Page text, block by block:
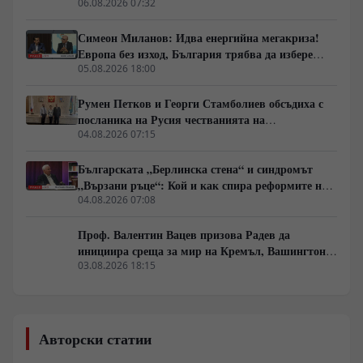
чужди военни самолети у нас
06.08.2026 07:32
Симеон Миланов: Идва енергийна мегакриза!
Европа без изход, България трябва да избере
сама пътя си
05.08.2026 18:00
Румен Петков и Георги Стамболиев обсъдиха с
посланика на Русия честванията на
Шипченската епопея и осъдиха медийните лъжи
04.08.2026 07:15
Българската „Берлинска стена“ и синдромът
„Вързани ръце“: Кой и как спира реформите на
генерал Румен Радев?
04.08.2026 07:08
Проф. Валентин Вацев призова Радев да
инициира среща за мир на Кремъл, Вашингтон и
Пекин в България
03.08.2026 18:15
Авторски статии